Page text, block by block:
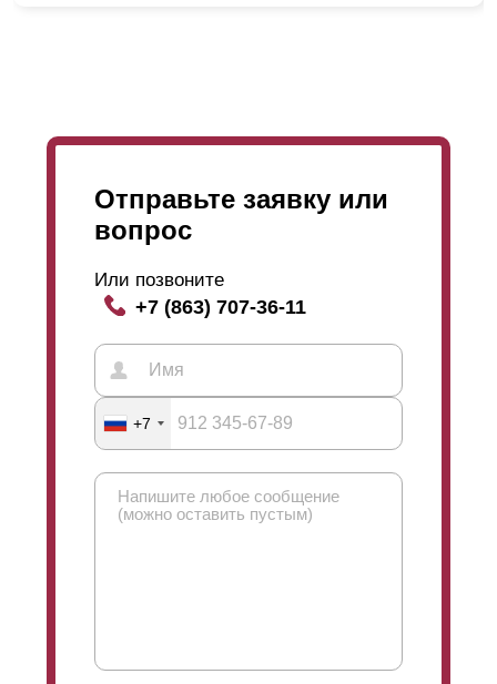
Отправьте заявку или
вопрос
Или позвоните
+7 (863) 707-36-11
+7